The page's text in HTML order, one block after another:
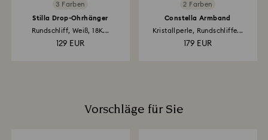
3 Farben
Stilla Drop-Ohrhänger
Rundschliff, Weiß, 18K...
129 EUR
2 Farben
Constella Armband
Kristallperle, Rundschliffe...
179 EUR
Vorschläge für Sie